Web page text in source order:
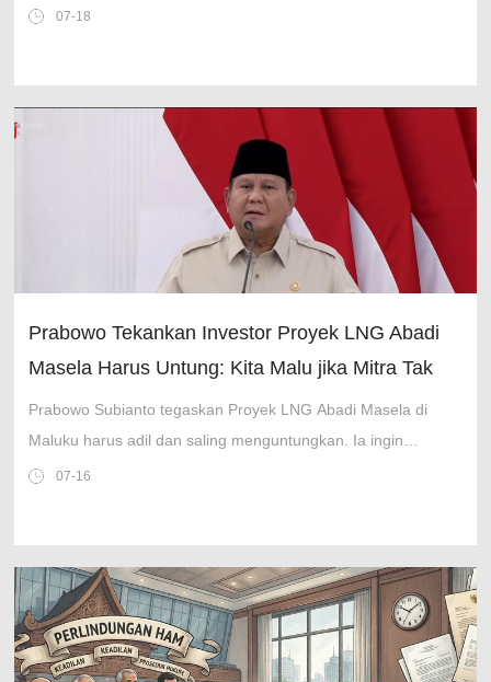
penegasan agar APBN untuk rakyat.
07-18
Prabowo Tekankan Investor Proyek LNG Abadi
Masela Harus Untung: Kita Malu jika Mitra Tak
Puas
Prabowo Subianto tegaskan Proyek LNG Abadi Masela di
Maluku harus adil dan saling menguntungkan. Ia ingin
Indonesia maju dan modern seperti Jepang.
07-16